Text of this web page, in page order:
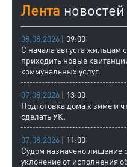
Лента новостей
08.08.2026 | 09:00
С начала августа жильцам
приходить новые
коммунальных услуг.
07.08.2026 | 13:00
Подготовка дома к зиме и
сделать УК.
07.08.2026 | 11:00
Судом назначено лишение
уклонение от исполнения